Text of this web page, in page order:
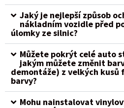
Jaký je nejlepší způsob
nákladním vozidle před
úlomky ze silnic?
Můžete pokrýt celé auto
jakým můžete změnit
demontáže) z velkých kusů
barvy?
Mohu nainstalovat